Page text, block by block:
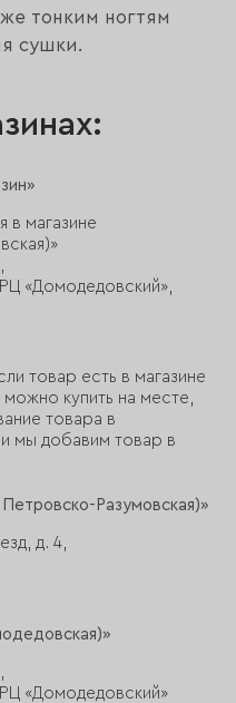
тонким ногтям
сушки.
в магазине
«Домодедовский»,
товар есть в магазине
купить на месте,
товара в
и мы добавим товар в
Разумовская)»
д. 4,
«Домодедовский»